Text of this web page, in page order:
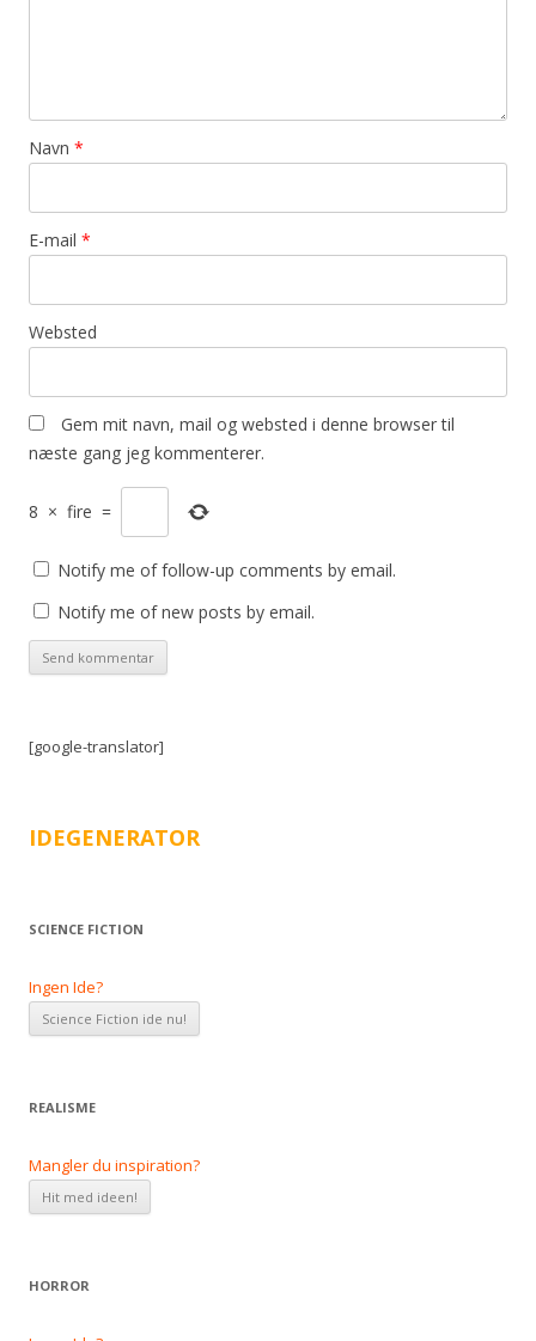
Navn *
E-mail *
Websted
Gem mit navn, mail og websted i denne browser til
næste gang jeg kommenterer.
8 × fire =
Notify me of follow-up comments by email.
Notify me of new posts by email.
[google-translator]
IDEGENERATOR
SCIENCE FICTION
Ingen Ide?
REALISME
Mangler du inspiration?
HORROR